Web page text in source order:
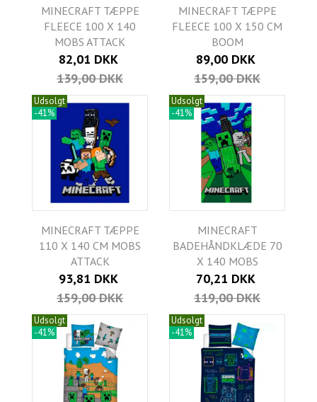
MINECRAFT TÆPPE
FLEECE 100 X 140
MOBS ATTACK
82,01 DKK
139,00 DKK
MINECRAFT TÆPPE
FLEECE 100 X 150 CM
BOOM
89,00 DKK
159,00 DKK
Udsolgt
-41%
MINECRAFT TÆPPE
110 X 140 CM MOBS
ATTACK
93,81 DKK
159,00 DKK
Udsolgt
-41%
MINECRAFT
BADEHÅNDKLÆDE 70
X 140 MOBS
70,21 DKK
119,00 DKK
Udsolgt
-41%
Udsolgt
-41%